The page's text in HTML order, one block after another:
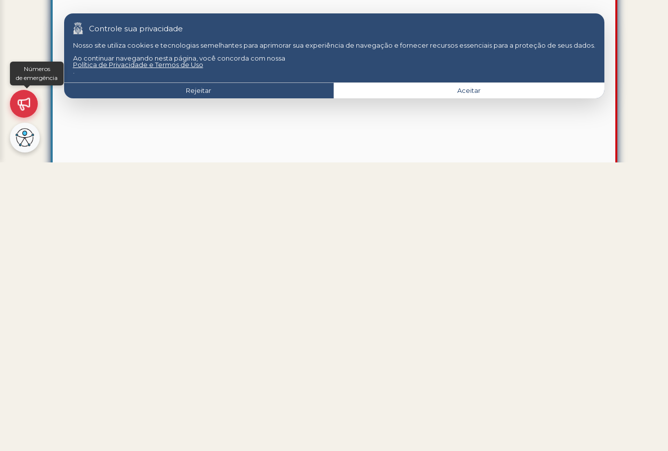
Controle sua privacidade
Nosso site utiliza cookies e tecnologias semelhantes para aprimorar sua experiência de navegação e fornecer recursos essenciais para a proteção de seus dados.
Ao continuar navegando nesta página, você concorda com nossa
Política de Privacidade e Termos de Uso
Rejeitar Aceitar
Números
de emergência